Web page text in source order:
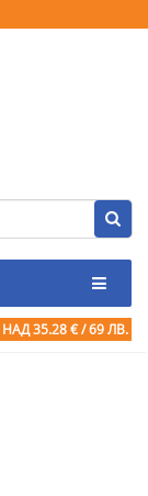
НАД 35.28 € / 69 ЛВ.